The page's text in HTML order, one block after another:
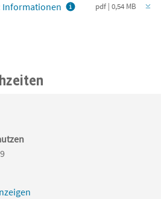
Informationen
pdf | 0,54 MB